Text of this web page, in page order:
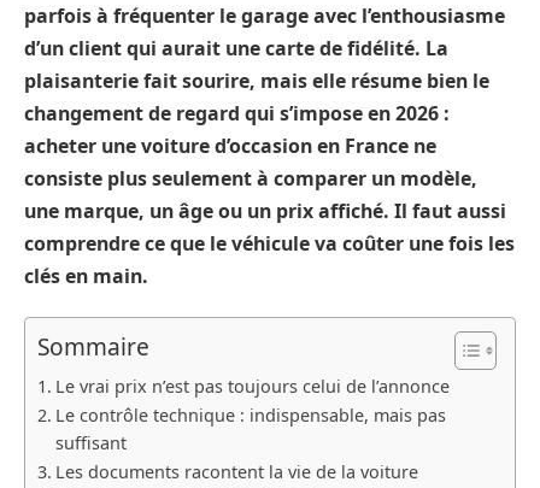
parfois à fréquenter le garage avec l’enthousiasme
d’un client qui aurait une carte de fidélité. La
plaisanterie fait sourire, mais elle résume bien le
changement de regard qui s’impose en 2026 :
acheter une voiture d’occasion en France ne
consiste plus seulement à comparer un modèle,
une marque, un âge ou un prix affiché. Il faut aussi
comprendre ce que le véhicule va coûter une fois les
clés en main.
Sommaire
Le vrai prix n’est pas toujours celui de l’annonce
Le contrôle technique : indispensable, mais pas
suffisant
Les documents racontent la vie de la voiture